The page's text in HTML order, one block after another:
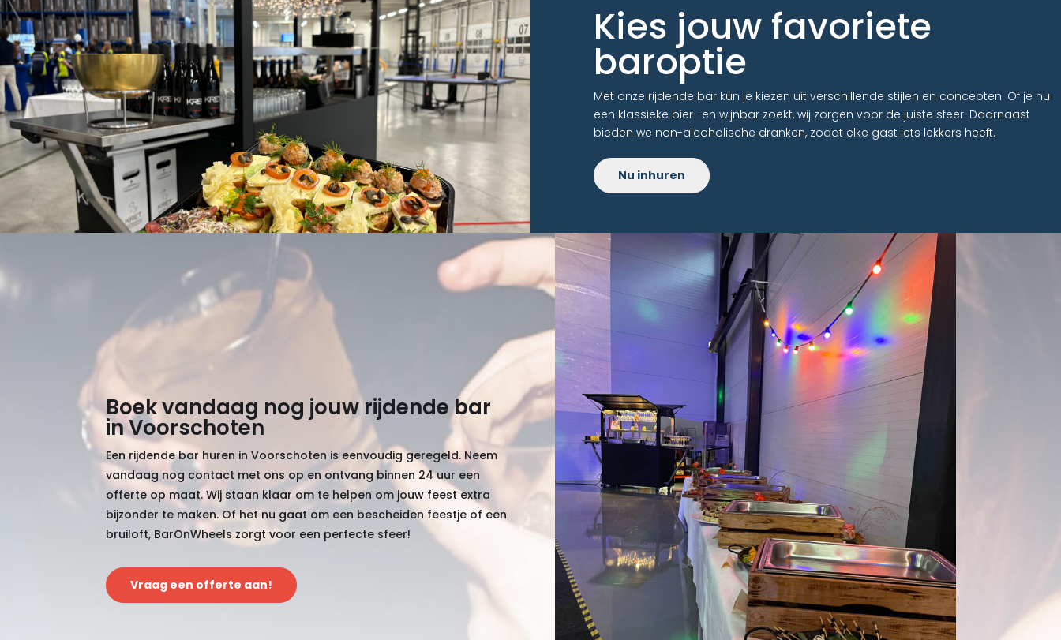
Kies jouw favoriete
baroptie
Met onze rijdende bar kun je kiezen uit verschillende stijlen en concepten. Of je nu
een klassieke bier- en wijnbar zoekt, wij zorgen voor de juiste sfeer. Daarnaast
bieden we non-alcoholische dranken, zodat elke gast iets lekkers heeft.
Nu inhuren
Boek vandaag nog jouw rijdende bar
in Voorschoten
Een rijdende bar huren in Voorschoten is eenvoudig geregeld. Neem
vandaag nog contact met ons op en ontvang binnen 24 uur een
offerte op maat. Wij staan klaar om te helpen om jouw feest extra
bijzonder te maken. Of het nu gaat om een bescheiden feestje of een
bruiloft, BarOnWheels zorgt voor een perfecte sfeer!
Vraag een offerte aan!